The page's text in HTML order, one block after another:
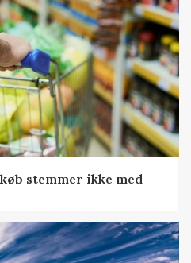
stemmer ikke med